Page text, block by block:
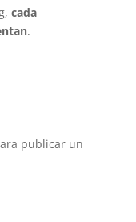
cada
.
publicar un